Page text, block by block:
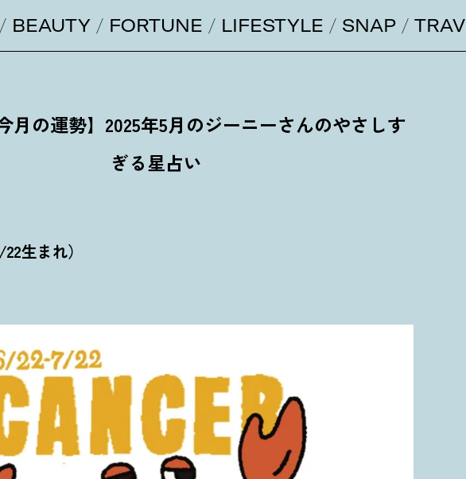
BEAUTY FORTUNE LIFESTYLE SNAP
今月の運勢】2025年5月のジーニーさんのやさしす
ぎる星占い
生まれ）